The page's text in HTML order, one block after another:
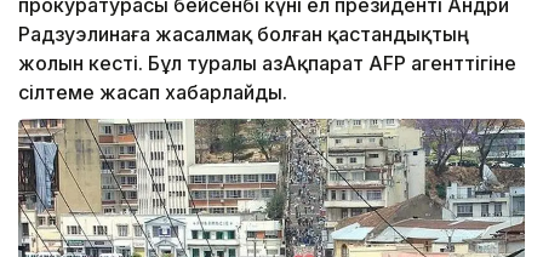
прокуратурасы бейсенбі күні ел президенті Андри
Радзуэлинаға жасалмақ болған қастандықтың
жолын кесті. Бұл туралы ҚазАқпарат AFP агенттігіне
сілтеме жасап хабарлайды.